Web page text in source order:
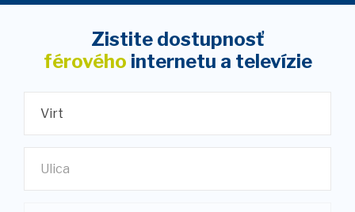
Zistite dostupnosť
férového internetu a televízie
Virt
Ulica